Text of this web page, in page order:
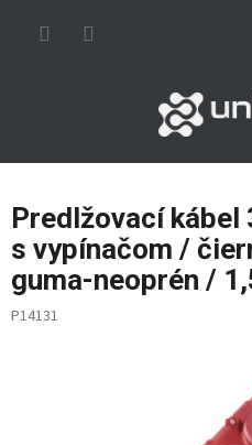
Predlžovací kábel
s vypínačom /
guma-neoprén /
P14131